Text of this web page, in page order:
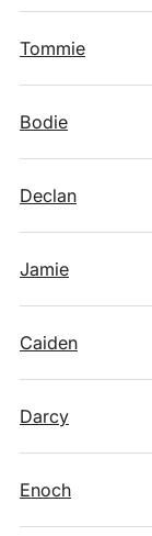
Tommie
Bodie
Declan
Jamie
Caiden
Darcy
Enoch